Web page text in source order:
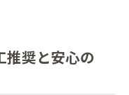
推奨と安心の